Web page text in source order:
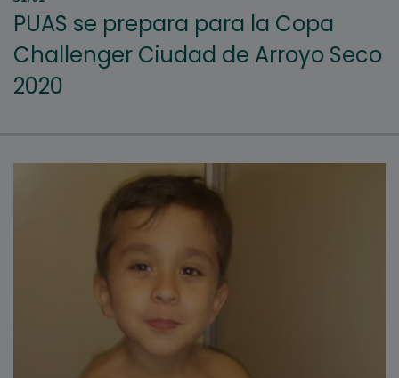
PUAS se prepara para la Copa
Challenger Ciudad de Arroyo Seco
2020